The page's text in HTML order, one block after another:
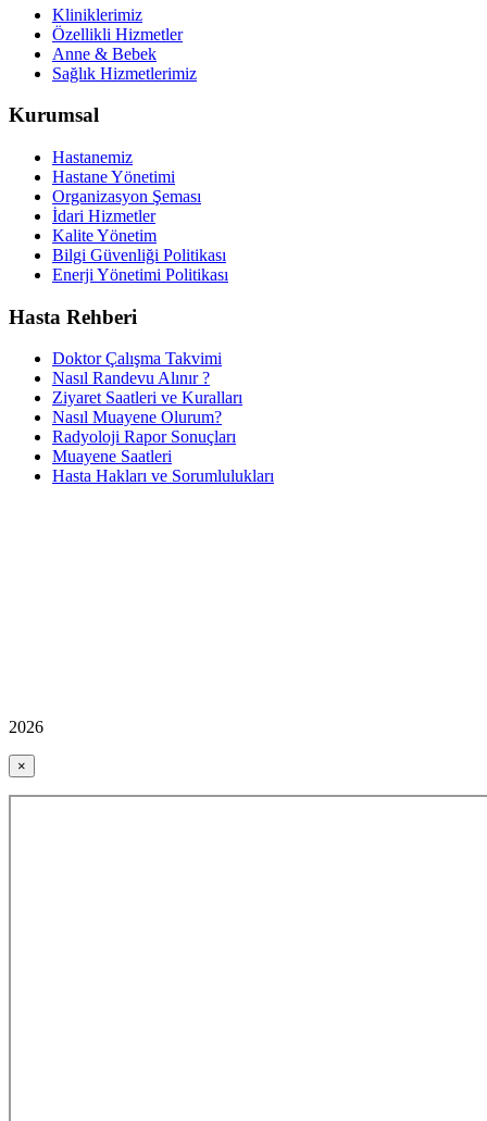
Kliniklerimiz
Özellikli Hizmetler
Anne & Bebek
Sağlık Hizmetlerimiz
Kurumsal
Hastanemiz
Hastane Yönetimi
Organizasyon Şeması
İdari Hizmetler
Kalite Yönetim
Bilgi Güvenliği Politikası
Enerji Yönetimi Politikası
Hasta Rehberi
Doktor Çalışma Takvimi
Nasıl Randevu Alınır ?
Ziyaret Saatleri ve Kuralları
Nasıl Muayene Olurum?
Radyoloji Rapor Sonuçları
Muayene Saatleri
Hasta Hakları ve Sorumlulukları
2026
×